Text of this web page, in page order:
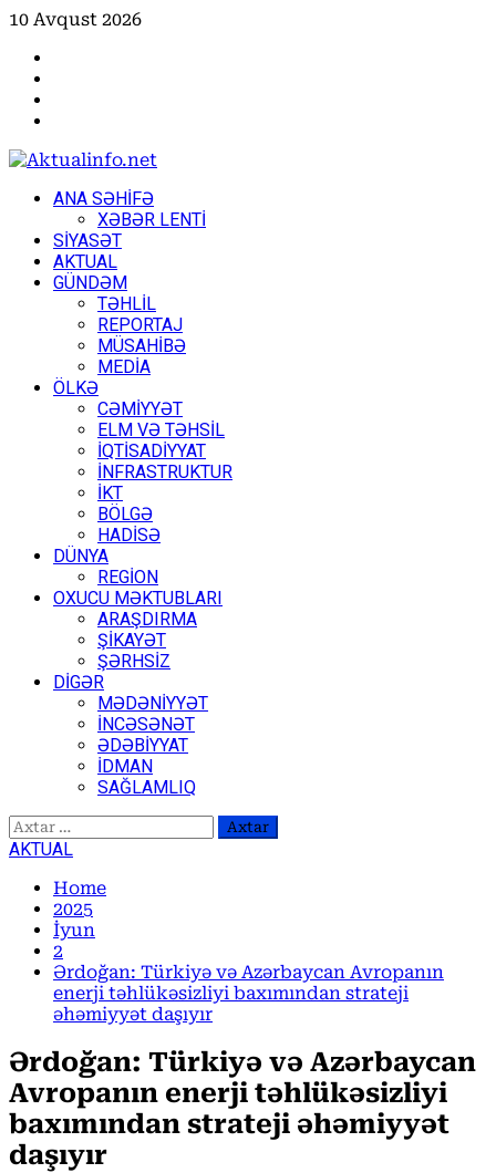
Skip
content
10 Avqust 2026
PrimaryANA SƏHİFƏ
XƏBƏR LENTİ
SİYASƏT
AKTUAL
GÜNDƏM
TƏHLİL
REPORTAJ
MÜSAHİBƏ
MEDİA
ÖLKƏ
CƏMİYYƏT
ELM VƏ TƏHSİL
İQTİSADİYYAT
İNFRASTRUKTUR
İKT
BÖLGƏ
HADİSƏ
DÜNYA
REGİON
OXUCU MƏKTUBLARI
ARAŞDIRMA
ŞİKAYƏT
ŞƏRHSİZ
DİGƏR
MƏDƏNİYYƏT
İNCƏSƏNƏT
ƏDƏBİYYAT
İDMAN
SAĞLAMLIQ
Axtarış:
AKTUAL
Home
2025
İyun
2
Ərdoğan: Türkiyə və Azərbaycan Avropanın
enerji təhlükəsizliyi baxımından strateji
əhəmiyyət daşıyır
Ərdoğan: Türkiyə və Azərbaycan
Avropanın enerji təhlükəsizliyi
baxımından strateji əhəmiyyət
daşıyır